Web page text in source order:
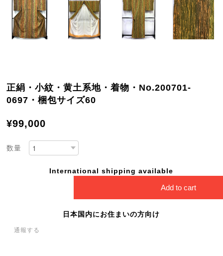
正絹・小紋・黄土系地・着物・No.200701-
0697・梱包サイズ60
¥99,000
数量
International shipping available
Add to cart
日本国内にお住まいの方向け
通報する